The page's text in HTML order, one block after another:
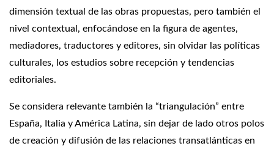
dimensión textual de las obras propuestas, pero también el
nivel contextual, enfocándose en la figura de agentes,
mediadores, traductores y editores, sin olvidar las políticas
culturales, los estudios sobre recepción y tendencias
editoriales.
Se considera relevante también la “triangulación” entre
España, Italia y América Latina, sin dejar de lado otros polos
de creación y difusión de las relaciones transatlánticas en